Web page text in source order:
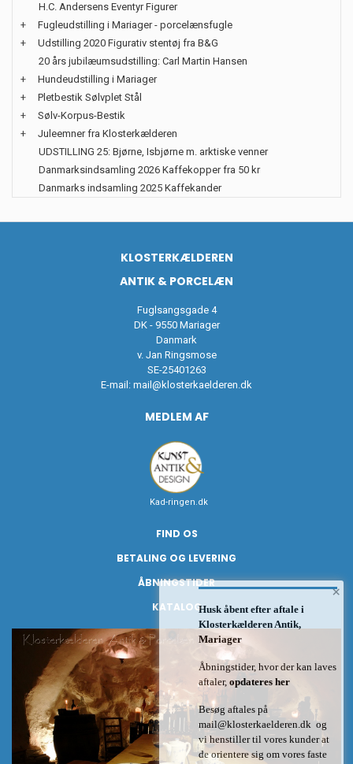
H.C. Andersens Eventyr Figurer
+
Fugleudstilling i Mariager - porcelænsfugle
+
Udstilling 2020 Figurativ stentøj fra B&G
20 års jubilæumsudstilling: Carl Martin Hansen
+
Hundeudstilling i Mariager
+
Pletbestik Sølvplet Stål
+
Sølv-Korpus-Bestik
+
Juleemner fra Klosterkælderen
UDSTILLING 25: Bjørne, Isbjørne m. arktiske venner
Danmarksindsamling 2026 Kaffekopper fra 50 kr
Danmarks indsamling 2025 Kaffekander
KLOSTERKÆLDEREN
ANTIK & PORCELÆN
Fuglsangsgade 4
DK - 9550 Mariager
Danmark
v. Jan Ringsmose
SE-25401263
E-mail: mail@klosterkaelderen.dk
MEDLEM AF
Kad-ringen.dk
FIND OS
BETALING OG LEVERING
ÅBNINGSTIDER
KATALOG
×
Husk åbent efter aftale i
Klosterkælderen Antik,
Mariager
Åbningstider, hvor der kan laves
aftaler, opdateres her
Besøg aftales på
mail@klosterkaelderen.dk og
vi henstiller til vores kunder at
de orientere sig om vores faste